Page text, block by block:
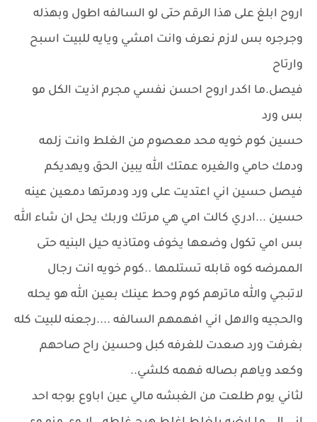
اروح ابلغ على هذا الرقم حتى لو السالفه اطول وبهذله
وجرجره بس لازم نعرف وانت امشي ويايه للبيت اسبح
وارتاح
فيصل.ما اكدر اروح احسن نفسي مجرم اذيت الكل مو
بس ورد
حسين كوم خويه محد معصوم من الغلط وانت زلمه
ودمك حامي والغيره عمتك الله يبين الحق ويهديكم
فيصل حسين اني اعتديت على ورد ودمرتها دمعين عينه
حسين ...ادري كالت امي هي مرتك وربك يحل ان شاء الله
بس امي تكول وضعها يخوف ومتاذيه حيل البنيه حتى
الممرضه كوه قابله تستلمها ..كوم خويه انت رجال
لاتبجي والله ماترهم كوم وحط عينك بعين الله هو يحله
والحجيه والاهل اني افهمهم السالفه ....رجعنه للبيت كله
بغرفت ورد صعدت للغرفه كبل وحسين راح صاحهم
وكعد وياهم بصاله فهمه كلشي..
لثاني يوم طلعت من الغبشه مالي عين اباوع بوجه احد